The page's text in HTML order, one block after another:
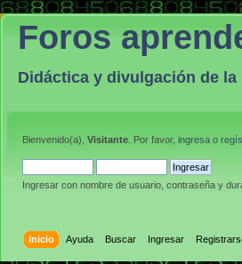
Foros
Didáctica y divulgación de
Bienvenido(a), Visitante . Por favor, ingresa o
Ingresar con nombre de usuario, contraseña y
Inicio Ayuda Buscar Ingresar